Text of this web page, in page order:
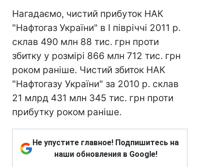
Нагадаємо, чистий прибуток НАК
"Нафтогаз України" в I півріччі 2011 р.
склав 490 млн 88 тис. грн проти
збитку у розмірі 866 млн 712 тис. грн
роком раніше. Чистий збиток НАК
"Нафтогазу України" за 2010 р. склав
21 млрд 431 млн 345 тис. грн проти
прибутку роком раніше.
Не упустите главное! Подпишитесь на
наши обновления в Google!